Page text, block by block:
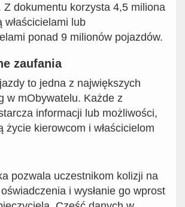
Z dokumentu korzysta 4,5 miliona
właścicielami lub
ponad 9 milionów pojazdów.
zaufania
to jedna z największych
w mObywatelu. Każde z
informacji lub możliwości,
życie kierowcom i właścicielom
pozwala uczestnikom kolizji na
i wysłanie go wprost